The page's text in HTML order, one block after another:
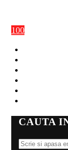
100
CAUTA